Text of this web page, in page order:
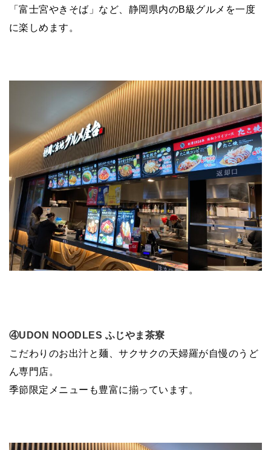
「富士宮やきそば」など、静岡県内のB級グルメを一度
に楽しめます。
④UDON NOODLES ふじやま茶寮
こだわりのお出汁と麺、サクサクの天婦羅が自慢のうど
ん専門店。
季節限定メニューも豊富に揃っています。